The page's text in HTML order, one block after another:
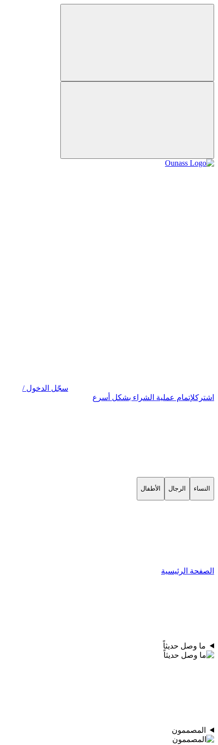
سجّل الدخول /
اشتركلإتمام عملية الشراء بشكل أسرع
النساء الرجال الأطفال
الصفحة الرئيسية
ما وصل حديثاً
المصممون